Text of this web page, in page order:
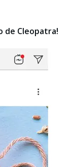
de Cleopatra!